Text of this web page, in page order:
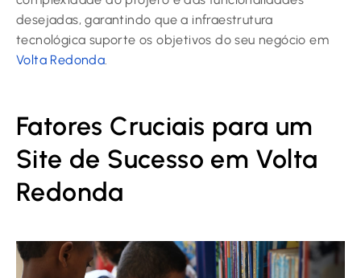
desejadas, garantindo que a infraestrutura
tecnológica suporte os objetivos do seu negócio em
Volta Redonda.
Fatores Cruciais para um
Site de Sucesso em Volta
Redonda